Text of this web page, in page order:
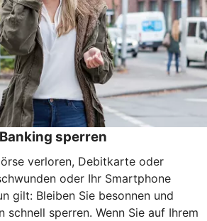
sperren
verloren, Debitkarte oder
oder Ihr Smartphone
gilt: Bleiben Sie besonnen und
schnell sperren. Wenn Sie auf Ihrem